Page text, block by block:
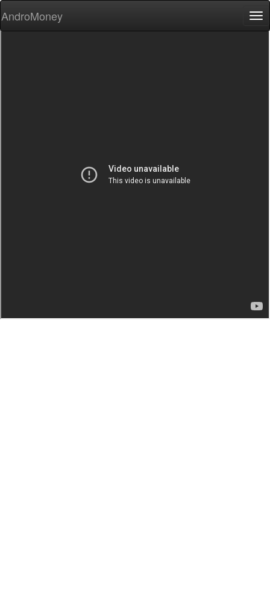
AndroMoney